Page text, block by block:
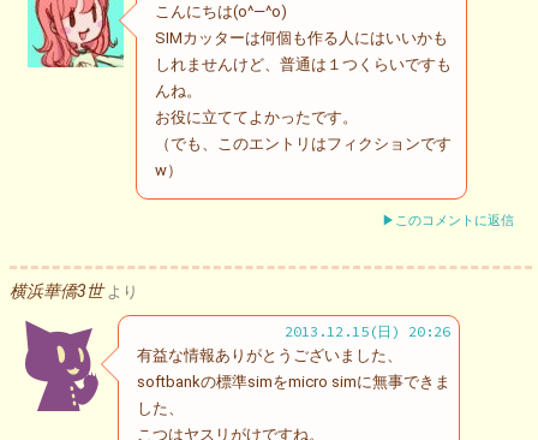
こんにちは(o^―^o)
SIMカッターは何個も作る人にはいいかも
しれませんけど、普通は１つくらいですも
んね。
お役に立ててよかったです。
（でも、このエントリはフィクションです
w）
▶このコメントに返信
横浜華僑3世 より
2013.12.15(日) 20:26
有益な情報ありがとうございました、
softbankの標準simをmicro simに無事できま
した、
こつはヤスリがけですね。